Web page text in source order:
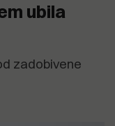
ubila
zadobivene